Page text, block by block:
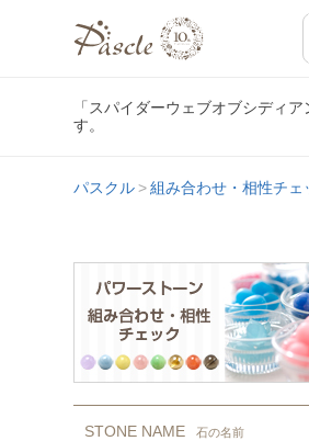
「スパイダーウェブオブシディ
す。
パスクル 組み合わせ・相性チェ
STONE NAME 石の名前